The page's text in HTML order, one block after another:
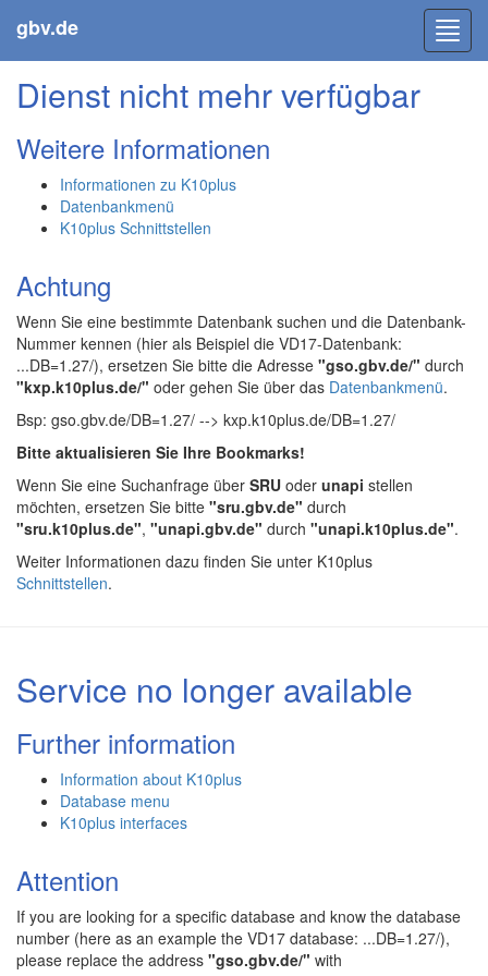
gbv.de
Dienst nicht mehr verfügbar
Weitere Informationen
Informationen zu K10plus
Datenbankmenü
K10plus Schnittstellen
Achtung
Wenn Sie eine bestimmte Datenbank suchen und die Datenbank-
Nummer kennen (hier als Beispiel die VD17-Datenbank:
...DB=1.27/), ersetzen Sie bitte die Adresse "gso.gbv.de/" durch
"kxp.k10plus.de/" oder gehen Sie über das Datenbankmenü.
Bsp: gso.gbv.de/DB=1.27/ --> kxp.k10plus.de/DB=1.27/
Bitte aktualisieren Sie Ihre Bookmarks!
Wenn Sie eine Suchanfrage über SRU oder unapi stellen
möchten, ersetzen Sie bitte "sru.gbv.de" durch
"sru.k10plus.de", "unapi.gbv.de" durch "unapi.k10plus.de".
Weiter Informationen dazu finden Sie unter K10plus
Schnittstellen.
Service no longer available
Further information
Information about K10plus
Database menu
K10plus interfaces
Attention
If you are looking for a specific database and know the database
number (here as an example the VD17 database: ...DB=1.27/),
please replace the address "gso.gbv.de/" with